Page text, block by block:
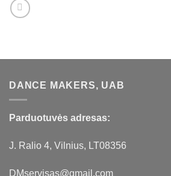
DANCE MAKERS, UAB
Parduotuvės adresas:
J. Ralio 4, Vilnius, LT08356
DMservisas@gmail.com